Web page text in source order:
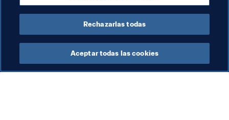
England
Rechazarlas todas
Aceptar todas las cookies